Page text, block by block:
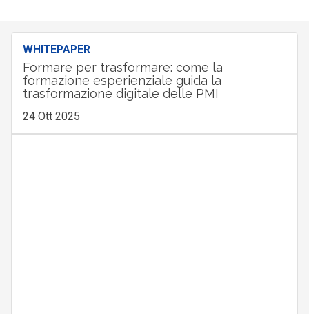
WHITEPAPER
Formare per trasformare: come la
formazione esperienziale guida la
trasformazione digitale delle PMI
24 Ott 2025